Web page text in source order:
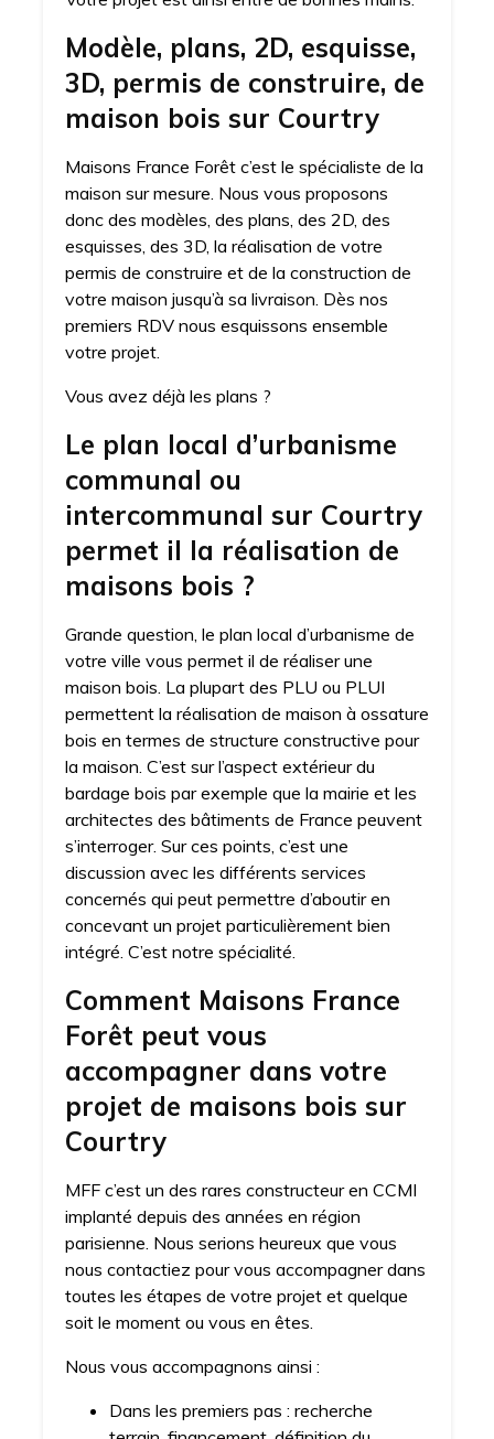
Modèle, plans, 2D, esquisse,
3D, permis de construire, de
maison bois sur Courtry
Maisons France Forêt c’est le spécialiste de la
maison sur mesure. Nous vous proposons
donc des modèles, des plans, des 2D, des
esquisses, des 3D, la réalisation de votre
permis de construire et de la construction de
votre maison jusqu’à sa livraison. Dès nos
premiers RDV nous esquissons ensemble
votre projet.
Vous avez déjà les plans ?
Le plan local d’urbanisme
communal ou
intercommunal sur Courtry
permet il la réalisation de
maisons bois ?
Grande question, le plan local d’urbanisme de
votre ville vous permet il de réaliser une
maison bois. La plupart des PLU ou PLUI
permettent la réalisation de maison à ossature
bois en termes de structure constructive pour
la maison. C’est sur l’aspect extérieur du
bardage bois par exemple que la mairie et les
architectes des bâtiments de France peuvent
s’interroger. Sur ces points, c’est une
discussion avec les différents services
concernés qui peut permettre d’aboutir en
concevant un projet particulièrement bien
intégré. C’est notre spécialité.
Comment Maisons France
Forêt peut vous
accompagner dans votre
projet de maisons bois sur
Courtry
MFF c’est un des rares constructeur en CCMI
implanté depuis des années en région
parisienne. Nous serions heureux que vous
nous contactiez pour vous accompagner dans
toutes les étapes de votre projet et quelque
soit le moment ou vous en êtes.
Nous vous accompagnons ainsi :
Dans les premiers pas : recherche